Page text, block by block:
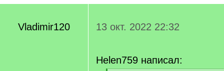
Vladimir120 13 окт. 2022 22:32
Helen759 написал: